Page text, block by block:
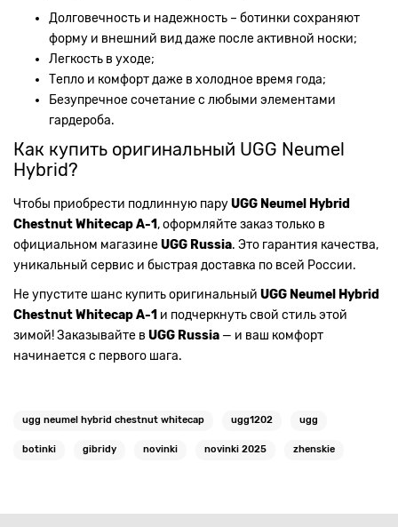
Долговечность и надежность – ботинки сохраняют
форму и внешний вид даже после активной носки;
Легкость в уходе;
Тепло и комфорт даже в холодное время года;
Безупречное сочетание с любыми элементами
гардероба.
Как купить оригинальный UGG Neumel
Hybrid?
Чтобы приобрести подлинную паруUGG Neumel Hybrid
Chestnut Whitecap А-1, оформляйте заказ только в
официальном магазинеUGG Russia. Это гарантия качества,
уникальный сервис и быстрая доставка по всей России.
Не упустите шанс купить оригинальный UGG Neumel Hybrid
Chestnut Whitecap А-1 и подчеркнуть свой стиль этой
зимой! Заказывайте в UGG Russia — и ваш комфорт
начинается с первого шага.
ugg neumel hybrid chestnut whitecap ugg1202 ugg
botinki gibridy novinki novinki 2025 zhenskie